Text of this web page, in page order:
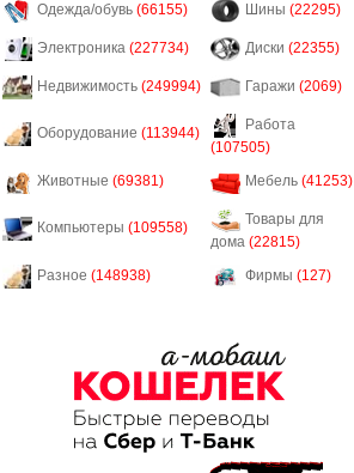
Одежда/обувь (66155) Шины (22295)
Электроника (227734) Диски (22355)
Недвижимость (249994) Гаражи (2069)
Оборудование (113944)
Работа
(107505)
Животные (69381) Мебель (41253)
Компьютеры (109558)
Товары для
дома (22815)
Разное (148938) Фирмы (127)